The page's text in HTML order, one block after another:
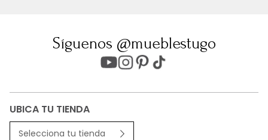
Síguenos @mueblestugo
UBICA TU TIENDA
Selecciona tu tienda